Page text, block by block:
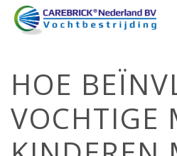
HOE
VOCHTIGE